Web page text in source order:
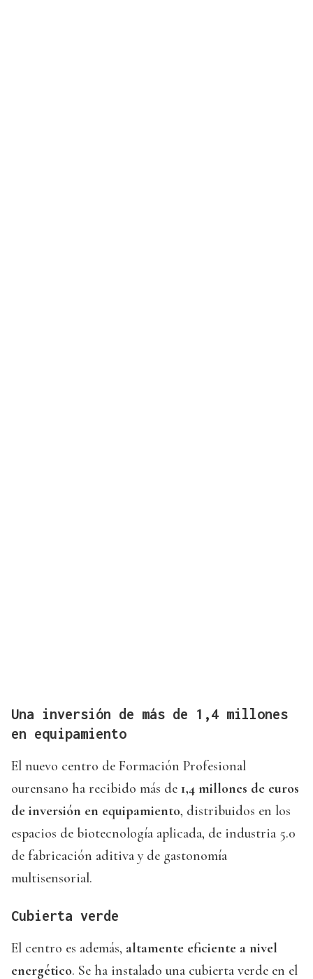
Una inversión de más de 1,4 millones
en equipamiento
El nuevo centro de Formación Profesional
ourensano ha recibido más de 1,4 millones de euros
de inversión en equipamiento, distribuidos en los
espacios de biotecnología aplicada, de industria 5.0
de fabricación aditiva y de gastonomía
multisensorial.
Cubierta verde
El centro es además, altamente eficiente a nivel
energético. Se ha instalado una cubierta verde en el